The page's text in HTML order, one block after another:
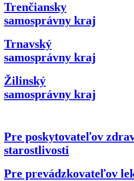
Trenčiansky
samosprávny kraj
Trnavský
samosprávny kraj
Žilinský
samosprávny kraj
Pre poskytovateľov
starostlivosti
Pre prevádzkovateľov